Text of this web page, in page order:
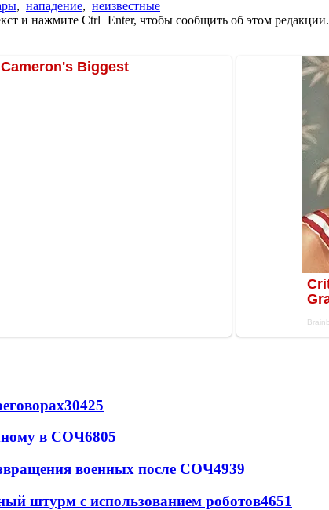
, нападение, неизвестные
и нажмите Ctrl+Enter, чтобы сообщить об этом редакции.
30425
в СОЧ6805
военных после СОЧ4939
штурм с использованием роботов4651